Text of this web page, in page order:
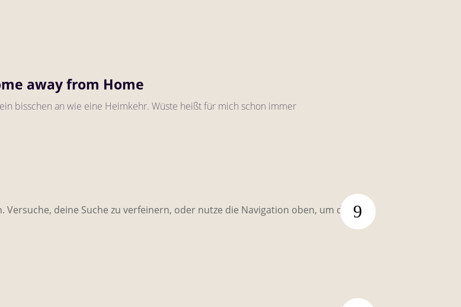
away from Home
bisschen an wie eine Heimkehr. Wüste heißt für mich schon immer
deine Suche zu verfeinern, oder nutze die Navigation oben, um den